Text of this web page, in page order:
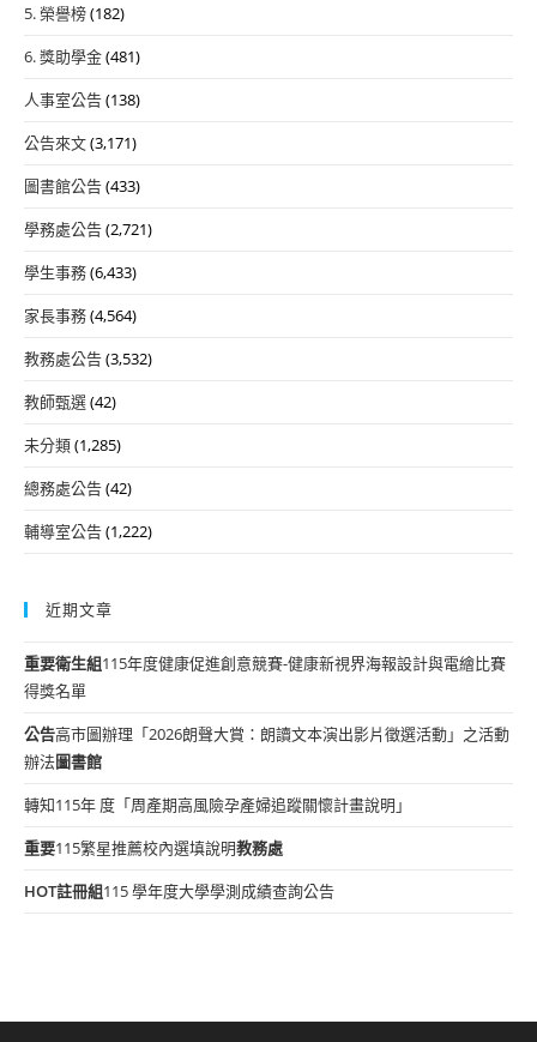
5. 榮譽榜(182)
6. 獎助學金(481)
人事室公告(138)
公告來文(3,171)
圖書館公告(433)
學務處公告(2,721)
學生事務(6,433)
家長事務(4,564)
教務處公告(3,532)
教師甄選(42)
未分類(1,285)
總務處公告(42)
輔導室公告(1,222)
近期文章
重要衛生組115年度健康促進創意競賽-健康新視界海報設計與電繪比賽
得獎名單
公告高市圖辦理「2026朗聲大賞：朗讀文本演出影片徵選活動」之活動
辦法圖書館
轉知115年 度「周產期高風險孕產婦追蹤關懷計畫說明」
重要115繁星推薦校內選填說明教務處
HOT註冊組115 學年度大學學測成績查詢公告